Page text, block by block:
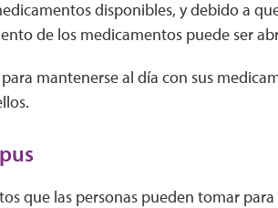
disponibles, y debido a
de los medicamentos puede ser
mantenerse al día con sus
que las personas pueden tomar para